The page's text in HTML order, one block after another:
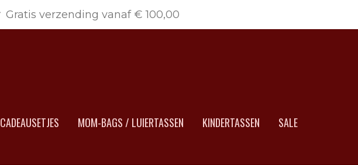
Gratis verzending vanaf € 100,00
CADEAUSETJES MOM-BAGS / LUIERTASSEN KINDERTASSEN
SALE